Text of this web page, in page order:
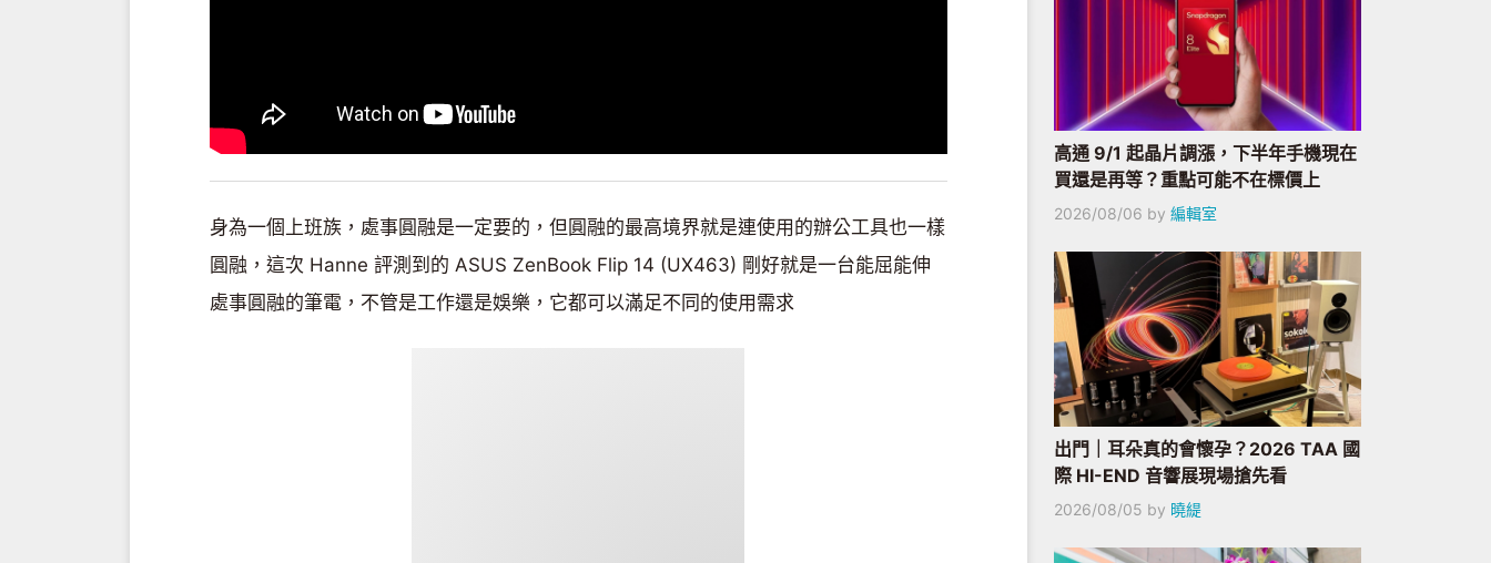
身為一個上班族，處事圓融是一定要的，但圓融的最高境界就是連使用的辦公工具也一樣
圓融，這次 Hanne 評測到的 ASUS ZenBook Flip 14 (UX463) 剛好就是一台能屈能伸
處事圓融的筆電，不管是工作還是娛樂，它都可以滿足不同的使用需求
高通 9/1 起晶片調漲，下半年手機現在
買還是再等？重點可能不在標價上
2026/08/06 by 編輯室
出門｜耳朵真的會懷孕？2026 TAA 國
際 HI-END 音響展現場搶先看
2026/08/05 by 曉緹